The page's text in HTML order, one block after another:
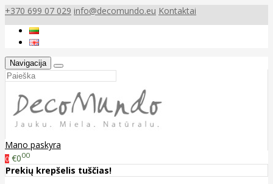
+370 699 07 029 info@decomundo.eu Kontaktai
Navigacija
Mano paskyra
0 €000
Prekių krepšelis tuščias!